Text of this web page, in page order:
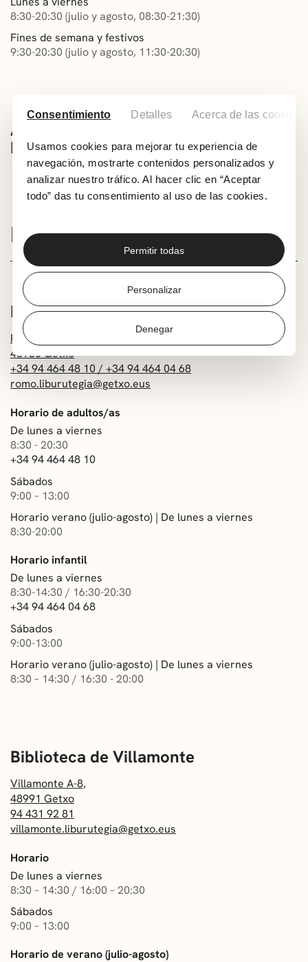
Consentimiento Detalles Acerca de las cookies
Usamos cookies para mejorar tu experiencia de
navegación, mostrarte contenidos personalizados y
analizar nuestro tráfico. Al hacer clic en “Aceptar
todo” das tu consentimiento al uso de las cookies.
Permitir todas
Personalizar
Denegar
8:30-20:30 (julio y agosto, 08:30-21:30)
Fines de semana y festivos
9:30-20:30 (julio y agosto, 11:30-20:30)
BIBLIOTECAS
Plaza Santa Eugenia, 1
48930 Getxo
+34 94 464 48 10 / +34 94 464 04 68
romo.liburutegia@getxo.eus
Horario de adultos/as
De lunes a viernes
8:30 - 20:30
+34 94 464 48 10
Sábados
9:00 – 13:00
Horario verano (julio-agosto) | De lunes a viernes
8:30-20:00
Horario infantil
De lunes a viernes
8:30-14:30 / 16:30-20:30
+34 94 464 04 68
Sábados
9:00-13:00
Horario verano (julio-agosto) | De lunes a viernes
8:30 – 14:30 / 16:30 - 20:00
Villamonte A-8,
48991 Getxo
94 431 92 81
villamonte.liburutegia@getxo.eus
Horario
De lunes a viernes
8:30 – 14:30 / 16:00 – 20:30
Sábados
9:00 – 13:00
Horario de verano (julio-agosto)